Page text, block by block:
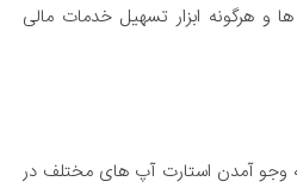
و هرگونه ابزار تسهیل خدمات مالی
وجو آمدن استارت آپ های مختلف در